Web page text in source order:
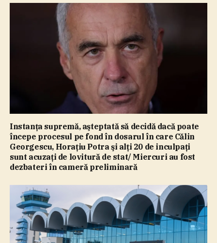
Instanţa supremă, aşteptată să decidă dacă poate
începe procesul pe fond în dosarul în care Călin
Georgescu, Horaţiu Potra şi alţi 20 de inculpaţi
sunt acuzaţi de lovitură de stat/ Miercuri au fost
dezbateri în cameră preliminară